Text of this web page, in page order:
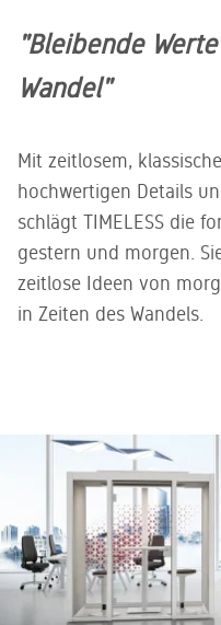
"Bleibende
Wandel"
Mit zeitlosem,
hochwertigen Details
schlägt TIMELESS die
gestern und morgen.
zeitlose Ideen von
in Zeiten des Wandels.